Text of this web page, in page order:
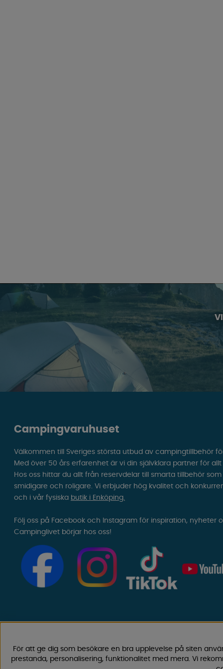
Campingvaruhuset
Välkommen till Sveriges största utbud av campingtillbehör
Med över 50 års erfarenhet är vi din självklara partner för
Hos oss hittar du allt från reservdelar till smarta tillbehör
smidigare och roligare. Vi erbjuder hög kvalitet och
och i vår fysiska butik i Enköping.
Följ oss på Facebook och Instagram för inspiration, nyheter
Campinglivet börjar hos oss!
För att ge dig som besökare en bra upplevelse på siten
prestanda, personalisering, funktionalitet med mera. Vi